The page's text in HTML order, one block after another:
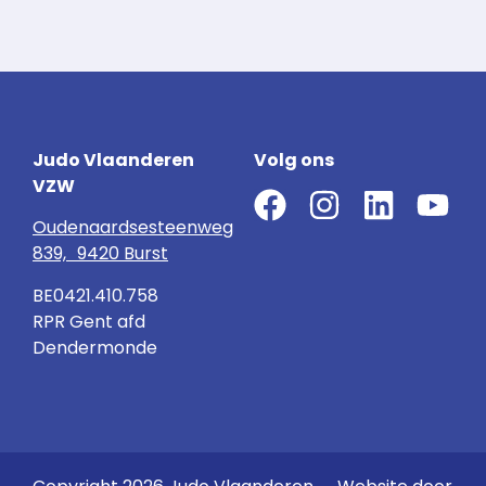
Judo Vlaanderen
VZW
Oudenaardsesteenweg
839, 9420 Burst
BE0421.410.758
RPR Gent afd
Dendermonde
Volg ons